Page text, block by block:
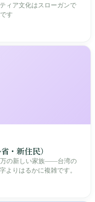
ィア文化はスローガンで
す
・新住民）
万の新しい家族——台湾の
よりはるかに複雑です。